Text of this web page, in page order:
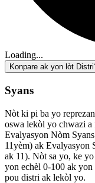
Loading...
Konpare ak yon lòt
Syans
Nòt ki pi ba yo
oswa lekòl yo chwazi a
Evalyasyon Nòm
11yèm) ak Evalyasyon
ak 11). Nòt sa yo, ke
yon echèl 0-100 ak
pou distri ak lekòl yo.